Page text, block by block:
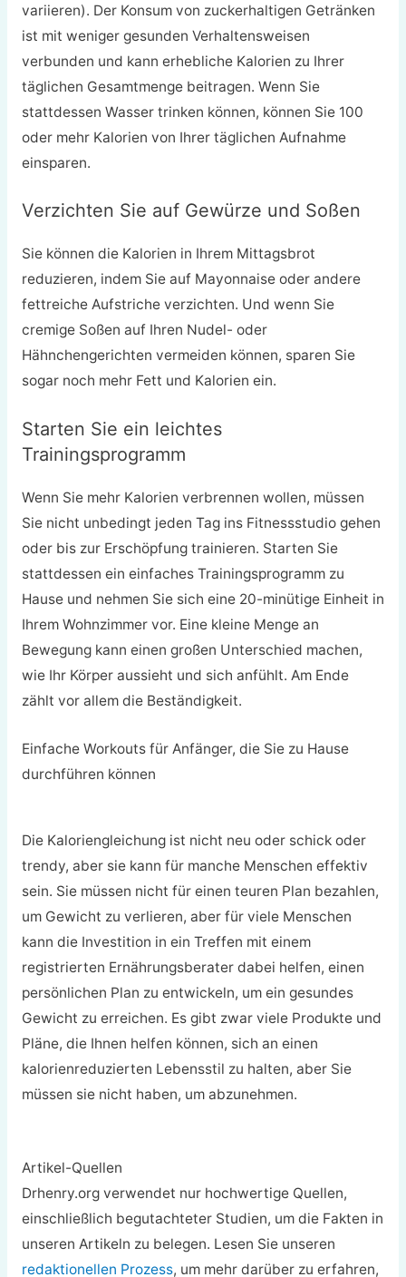
variieren). Der Konsum von zuckerhaltigen Getränken
ist mit weniger gesunden Verhaltensweisen
verbunden und kann erhebliche Kalorien zu Ihrer
täglichen Gesamtmenge beitragen. Wenn Sie
stattdessen Wasser trinken können, können Sie 100
oder mehr Kalorien von Ihrer täglichen Aufnahme
einsparen.
Verzichten Sie auf Gewürze und Soßen
Sie können die Kalorien in Ihrem Mittagsbrot
reduzieren, indem Sie auf Mayonnaise oder andere
fettreiche Aufstriche verzichten. Und wenn Sie
cremige Soßen auf Ihren Nudel- oder
Hähnchengerichten vermeiden können, sparen Sie
sogar noch mehr Fett und Kalorien ein.
Starten Sie ein leichtes
Trainingsprogramm
Wenn Sie mehr Kalorien verbrennen wollen, müssen
Sie nicht unbedingt jeden Tag ins Fitnessstudio gehen
oder bis zur Erschöpfung trainieren. Starten Sie
stattdessen ein einfaches Trainingsprogramm zu
Hause und nehmen Sie sich eine 20-minütige Einheit in
Ihrem Wohnzimmer vor. Eine kleine Menge an
Bewegung kann einen großen Unterschied machen,
wie Ihr Körper aussieht und sich anfühlt. Am Ende
zählt vor allem die Beständigkeit.
Einfache Workouts für Anfänger, die Sie zu Hause
durchführen können
Die Kaloriengleichung ist nicht neu oder schick oder
trendy, aber sie kann für manche Menschen effektiv
sein. Sie müssen nicht für einen teuren Plan bezahlen,
um Gewicht zu verlieren, aber für viele Menschen
kann die Investition in ein Treffen mit einem
registrierten Ernährungsberater dabei helfen, einen
persönlichen Plan zu entwickeln, um ein gesundes
Gewicht zu erreichen. Es gibt zwar viele Produkte und
Pläne, die Ihnen helfen können, sich an einen
kalorienreduzierten Lebensstil zu halten, aber Sie
müssen sie nicht haben, um abzunehmen.
Artikel-Quellen
Drhenry.org verwendet nur hochwertige Quellen,
einschließlich begutachteter Studien, um die Fakten in
unseren Artikeln zu belegen. Lesen Sie unseren
redaktionellen Prozess, um mehr darüber zu erfahren,